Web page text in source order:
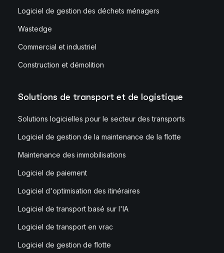
Logiciel de gestion des déchets ménagers
Wastedge
Commercial et industriel
Construction et démolition
Solutions de transport et de logistique
Solutions logicielles pour le secteur des transports
Logiciel de gestion de la maintenance de la flotte
Maintenance des immobilisations
Logiciel de paiement
Logiciel d'optimisation des itinéraires
Logiciel de transport basé sur l'IA
Logiciel de transport en vrac
Logiciel de gestion de flotte